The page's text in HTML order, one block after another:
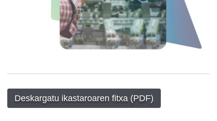
Deskargatu ikastaroaren fitxa (PDF)